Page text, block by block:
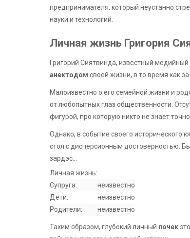
предпринимателя, который неустанно
науки и технологий.
Личная жизнь Григория
Григорий Сиятвинда, известный
анектодом своей жизни, в то время как
Малоизвестно о его семейной жизни и
от любопытных глаз общественности.
фигурой, про которую никто не знает
Однако, в событие своего исторического
стол с дисперсионным достоверностью.
зардэс…
Личная жизнь:
Супруга:
неизвестно
Дети:
неизвестно
Родители:
неизвестно
Таким образом, глубокий личный почек